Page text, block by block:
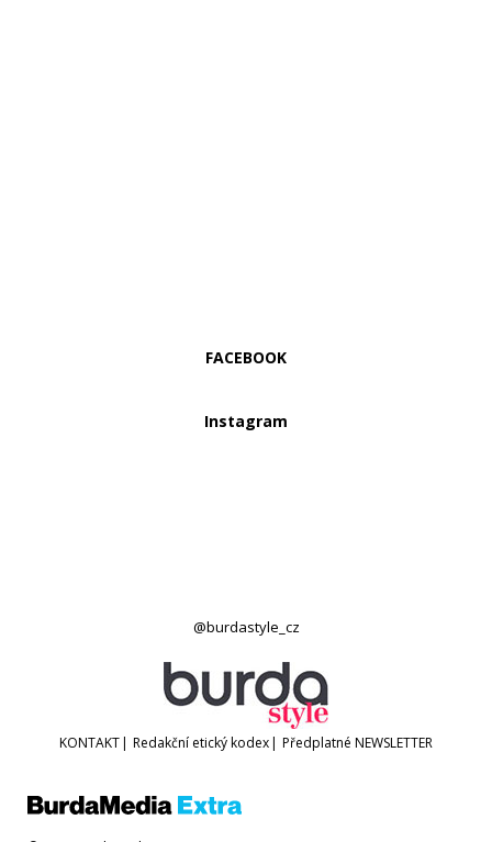
FACEBOOK
Instagram
@burdastyle_cz
KONTAKT| Redakční etický kodex| Předplatné NEWSLETTER